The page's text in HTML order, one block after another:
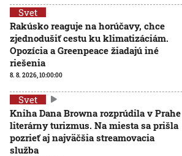
Svet
Rakúsko reaguje na horúčavy, chce
zjednodušiť cestu ku klimatizáciám.
Opozícia a Greenpeace žiadajú iné
riešenia
8. 8. 2026, 10:00:00
Svet
Kniha Dana Browna rozprúdila v Prahe
literárny turizmus. Na miesta sa prišla
pozrieť aj najväčšia streamovacia
služba